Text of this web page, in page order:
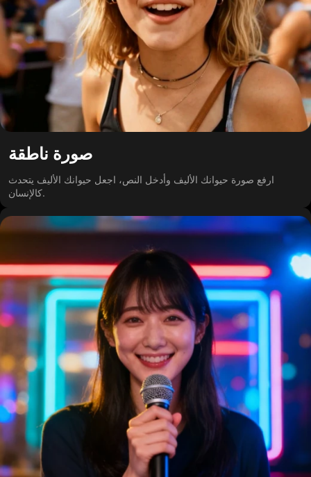
صورة ناطقة
ارفع صورة حيوانك الأليف وأدخل النص، اجعل حيوانك الأليف يتحدث
كالإنسان.